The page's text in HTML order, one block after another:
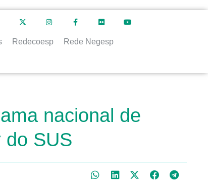
Redecoesp Rede Negesp
nacional de
do SUS